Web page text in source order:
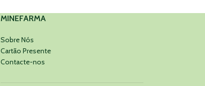
MINEFARMA
Sobre Nós
Cartão Presente
Contacte-nos